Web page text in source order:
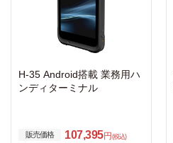
H-35 Android搭載 業務用ハ
ンディターミナル
販売価格 107,395円 (税込)